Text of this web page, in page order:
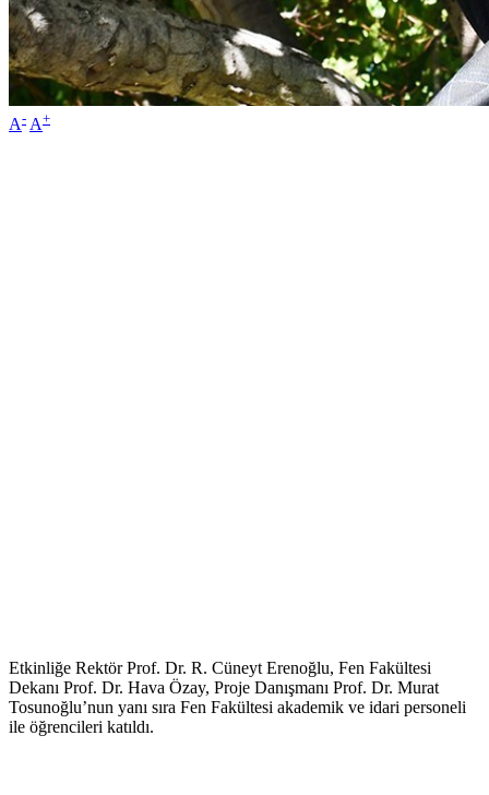
A- A+
Etkinliğe Rektör Prof. Dr. R. Cüneyt Erenoğlu, Fen Fakültesi
Dekanı Prof. Dr. Hava Özay, Proje Danışmanı Prof. Dr. Murat
Tosunoğlu’nun yanı sıra Fen Fakültesi akademik ve idari personeli
ile öğrencileri katıldı.